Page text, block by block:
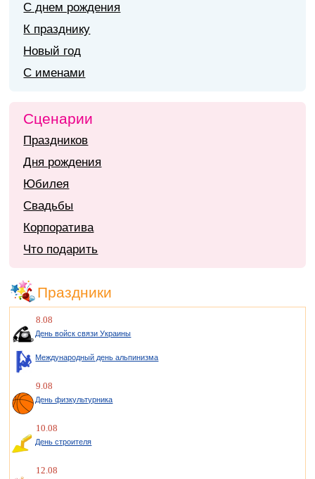
С днем рождения
К празднику
Новый год
С именами
Сценарии
Праздников
Дня рождения
Юбилея
Свадьбы
Корпоратива
Что подарить
Праздники
8.08
День войск связи Украины
Международный день альпинизма
9.08
День физкультурника
10.08
День строителя
12.08